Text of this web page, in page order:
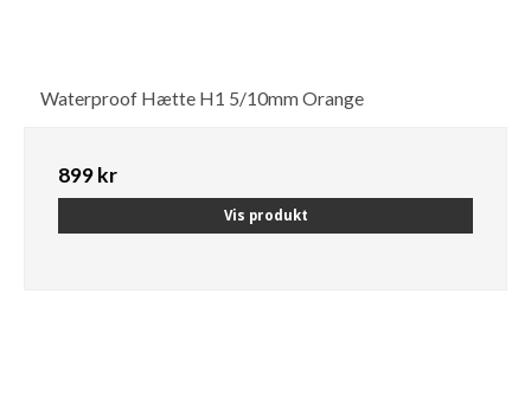
Waterproof Hætte H1 5/10mm Orange
899 kr
Vis produkt